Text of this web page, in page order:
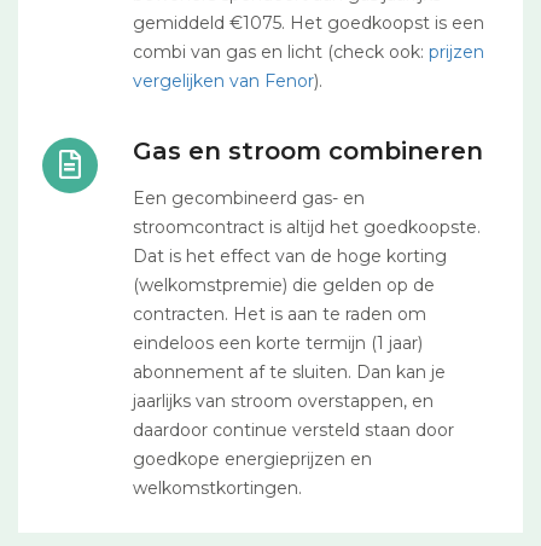
gemiddeld €1075. Het goedkoopst is een
combi van gas en licht (check ook: prijzen
vergelijken van Fenor).
Gas en stroom combineren
Een gecombineerd gas- en
stroomcontract is altijd het goedkoopste.
Dat is het effect van de hoge korting
(welkomstpremie) die gelden op de
contracten. Het is aan te raden om
eindeloos een korte termijn (1 jaar)
abonnement af te sluiten. Dan kan je
jaarlijks van stroom overstappen, en
daardoor continue versteld staan door
goedkope energieprijzen en
welkomstkortingen.